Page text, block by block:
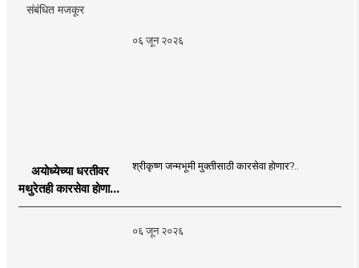
संबंधित मजकूर
०६ जून २०२६
अयोध्येच्या धरतीवर
मथुरेतही कारसेवा होणार?
| Shri Krishna
श्रीकृष्ण जन्मभूमी मुक्तीसाठी कारसेवा होणार?..
०६ जून २०२६